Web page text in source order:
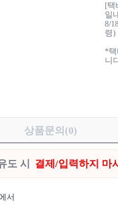
[택
일
8/
령)
*
니
상품문의(0)
도 시 결제/입력하지 마
서